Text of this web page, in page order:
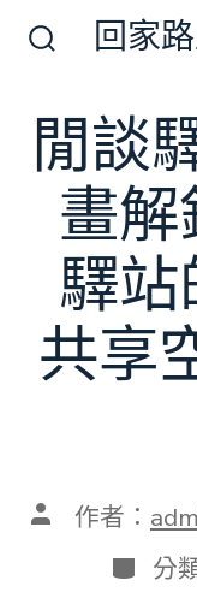
切
換
開
關
回家
閒談
畫
驛
共享
文 作者：
分
類
分